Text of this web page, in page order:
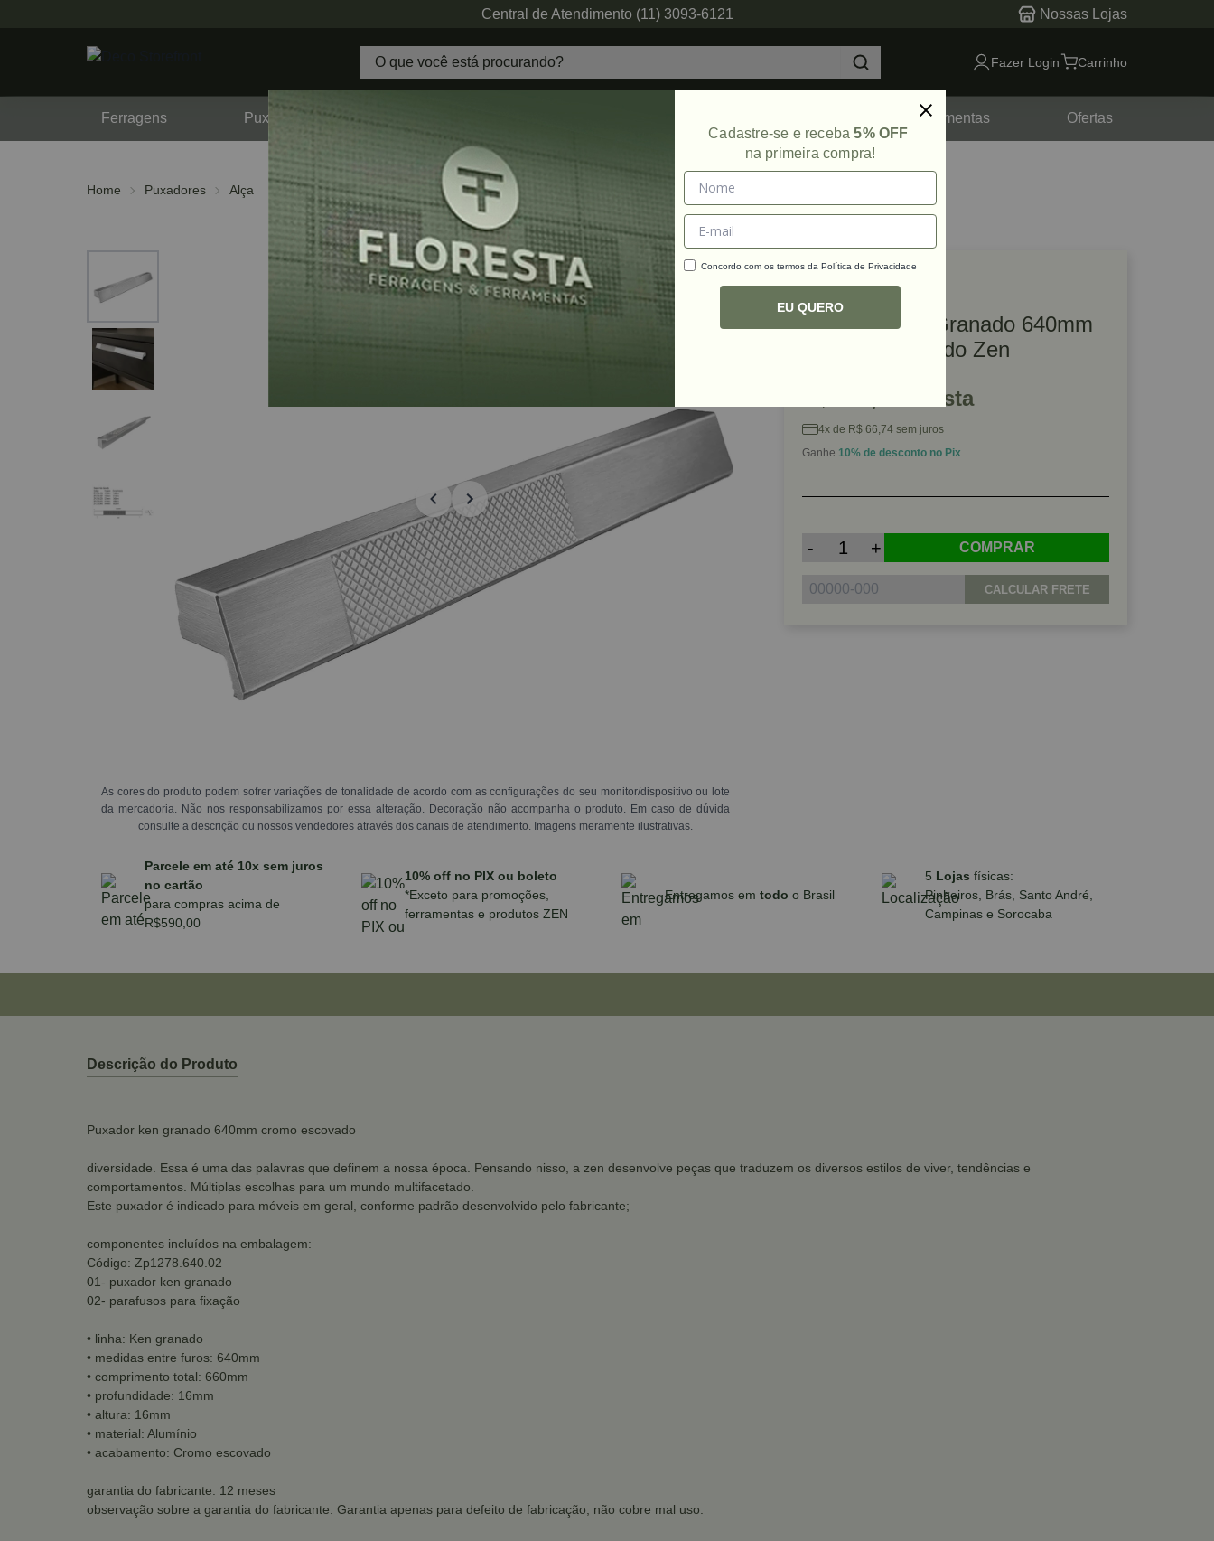
Central de Atendimento (11) 3093-6121 Nossas Lojas
Fazer Login Carrinho
Ferragens Puxadores Ferramentas Ofertas
Home Puxadores Alça
As cores do produto podem sofrer variações de tonalidade de acordo com as configurações do seu monitor/dispositivo ou lote
da mercadoria. Não nos responsabilizamos por essa alteração. Decoração não acompanha o produto. Em caso de dúvida
consulte a descrição ou nossos vendedores através dos canais de atendimento. Imagens meramente ilustrativas.
Ref: 52759
Puxador Ken Granado 640mm
Cromo Escovado Zen
R$ 266,98 à vista
4x de R$ 66,74 sem juros
Ganhe 10% de desconto no Pix
- + COMPRAR
CALCULAR FRETE
Parcele em até 10x sem juros
no cartão
para compras acima de
R$590,00
10% off no PIX ou boleto
*Exceto para promoções,
ferramentas e produtos ZEN
Entregamos em todo o Brasil
5 Lojas físicas:
Pinheiros, Brás, Santo André,
Campinas e Sorocaba
Descrição do Produto
Puxador ken granado 640mm cromo escovado
diversidade. Essa é uma das palavras que definem a nossa época. Pensando nisso, a zen desenvolve peças que traduzem os diversos estilos de viver, tendências e
comportamentos. Múltiplas escolhas para um mundo multifacetado.
Este puxador é indicado para móveis em geral, conforme padrão desenvolvido pelo fabricante;
componentes incluídos na embalagem:
Código: Zp1278.640.02
01- puxador ken granado
02- parafusos para fixação
• linha: Ken granado
• medidas entre furos: 640mm
• comprimento total: 660mm
• profundidade: 16mm
• altura: 16mm
• material: Alumínio
• acabamento: Cromo escovado
garantia do fabricante: 12 meses
observação sobre a garantia do fabricante: Garantia apenas para defeito de fabricação, não cobre mal uso.
Cadastre-se e receba5% OFF
na primeira compra!
Concordo com os termos da Política de Privacidade
EU QUERO